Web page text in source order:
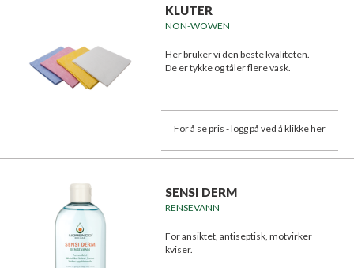
KLUTER
NON-WOWEN
Her bruker vi den beste kvaliteten.
De er tykke og tåler flere vask.
For å se pris - logg på ved å klikke her
SENSI DERM
RENSEVANN
For ansiktet, antiseptisk, motvirker
kviser.